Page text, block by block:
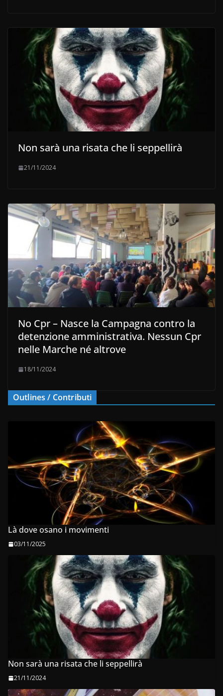
Non sarà una risata che li seppellirà
21/11/2024
No Cpr – Nasce la Campagna contro la
detenzione amministrativa. Nessun Cpr
nelle Marche né altrove
18/11/2024
Outlines / Contributi
Là dove osano i movimenti
03/11/2025
Non sarà una risata che li seppellirà
21/11/2024